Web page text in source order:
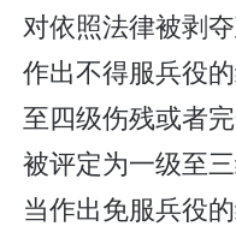
对依照法律被剥
作出不得服兵役
至四级伤残或者
被评定为一级至
当作出免服兵役的